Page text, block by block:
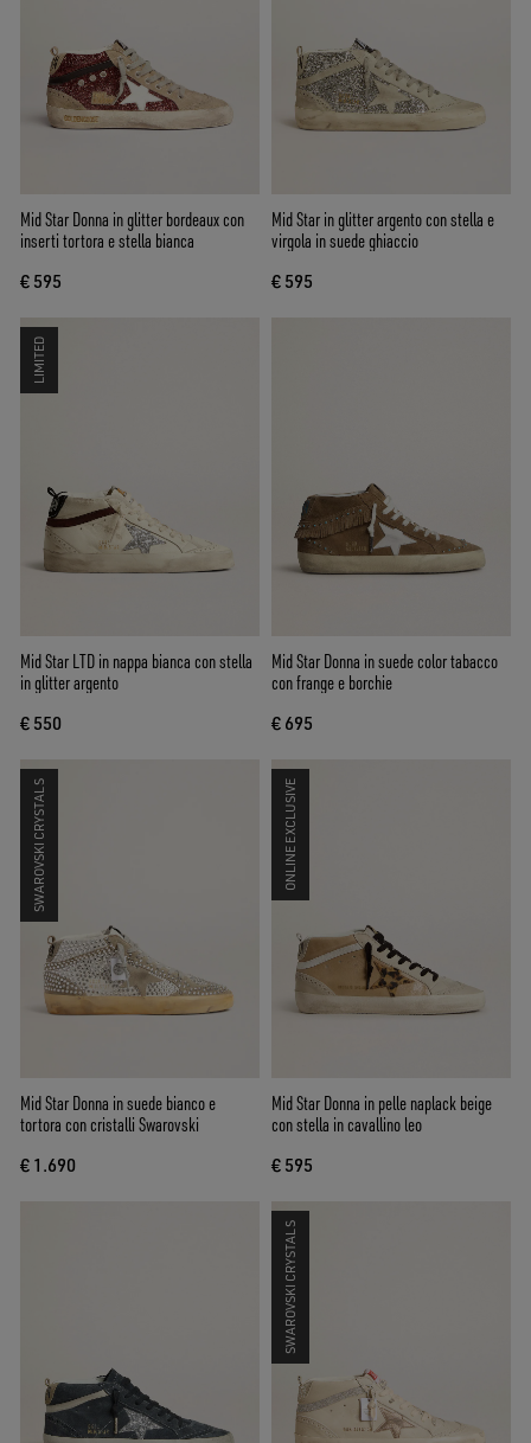
Mid Star Donna in glitter bordeaux con
inserti tortora e stella bianca
€ 595
Mid Star in glitter argento con stella e
virgola in suede ghiaccio
€ 595
LIMITED
Mid Star LTD in nappa bianca con stella
in glitter argento
€ 550
Mid Star Donna in suede color tabacco
con frange e borchie
€ 695
SWAROVSKI CRYSTALS
Mid Star Donna in suede bianco e
tortora con cristalli Swarovski
€ 1.690
ONLINE EXCLUSIVE
Mid Star Donna in pelle naplack beige
con stella in cavallino leo
€ 595
SWAROVSKI CRYSTALS